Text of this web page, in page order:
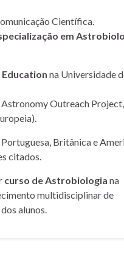
Científica.
em
na Universidade
Astronomy Outreach
Britânica e
citados.
curso de Astrobiologia na
multidisciplinar de
alunos.